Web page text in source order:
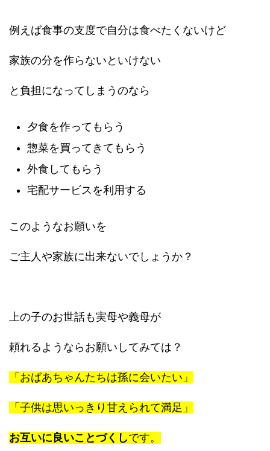
例えば食事の支度で自分は食べたくないけど
家族の分を作らないといけない
と負担になってしまうのなら
夕食を作ってもらう
惣菜を買ってきてもらう
外食してもらう
宅配サービスを利用する
このようなお願いを
ご主人や家族に出来ないでしょうか？
上の子のお世話も実母や義母が
頼れるようならお願いしてみては？
「おばあちゃんたちは孫に会いたい」
「子供は思いっきり甘えられて満足」
お互いに良いことづくしです。